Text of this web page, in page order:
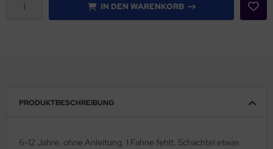
IN DEN WARENKORB
PRODUKTBESCHREIBUNG
6-12 Jahre, ohne Anleitung. 1 Fahne fehlt. Schachtel etwas